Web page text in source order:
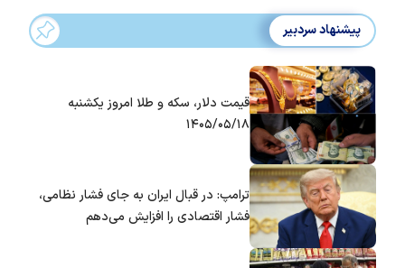
پیشنهاد سردبیر
قیمت دلار، سکه و طلا امروز یکشنبه
۱۴۰۵/۰۵/۱۸
ترامپ: در قبال ایران به جای فشار نظامی،
فشار اقتصادی را افزایش می‌دهم